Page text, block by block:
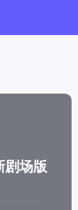
剧场版